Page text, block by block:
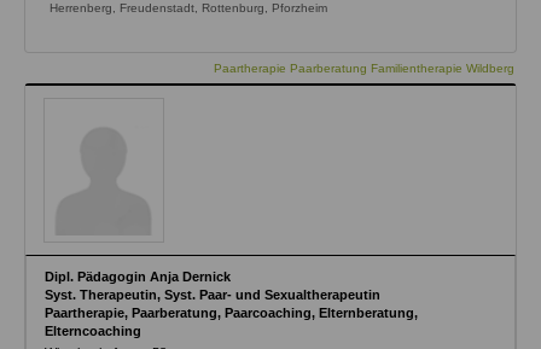
Herrenberg, Freudenstadt, Rottenburg, Pforzheim
Paartherapie Paarberatung Familientherapie Wildberg
Dipl. Pädagogin Anja Dernick
Syst. Therapeutin, Syst. Paar- und Sexualtherapeutin
Paartherapie, Paarberatung, Paarcoaching, Elternberatung,
Elterncoaching